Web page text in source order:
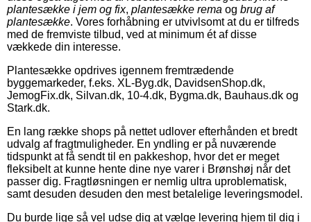
plantesække i jem og fix, plantesække rema og brug af
plantesække. Vores forhåbning er utvivlsomt at du er tilfreds
med de fremviste tilbud, ved at minimum ét af disse
vækkede din interesse.
Plantesække opdrives igennem fremtrædende
byggemarkeder, f.eks. XL-Byg.dk, DavidsenShop.dk,
JemogFix.dk, Silvan.dk, 10-4.dk, Bygma.dk, Bauhaus.dk og
Stark.dk.
En lang række shops på nettet udlover efterhånden et bredt
udvalg af fragtmuligheder. En yndling er på nuværende
tidspunkt at få sendt til en pakkeshop, hvor det er meget
fleksibelt at kunne hente dine nye varer i Brønshøj når det
passer dig. Fragtløsningen er nemlig ultra uproblematisk,
samt desuden desuden den mest betalelige leveringsmodel.
Du burde lige så vel udse dig at vælge levering hjem til dig i